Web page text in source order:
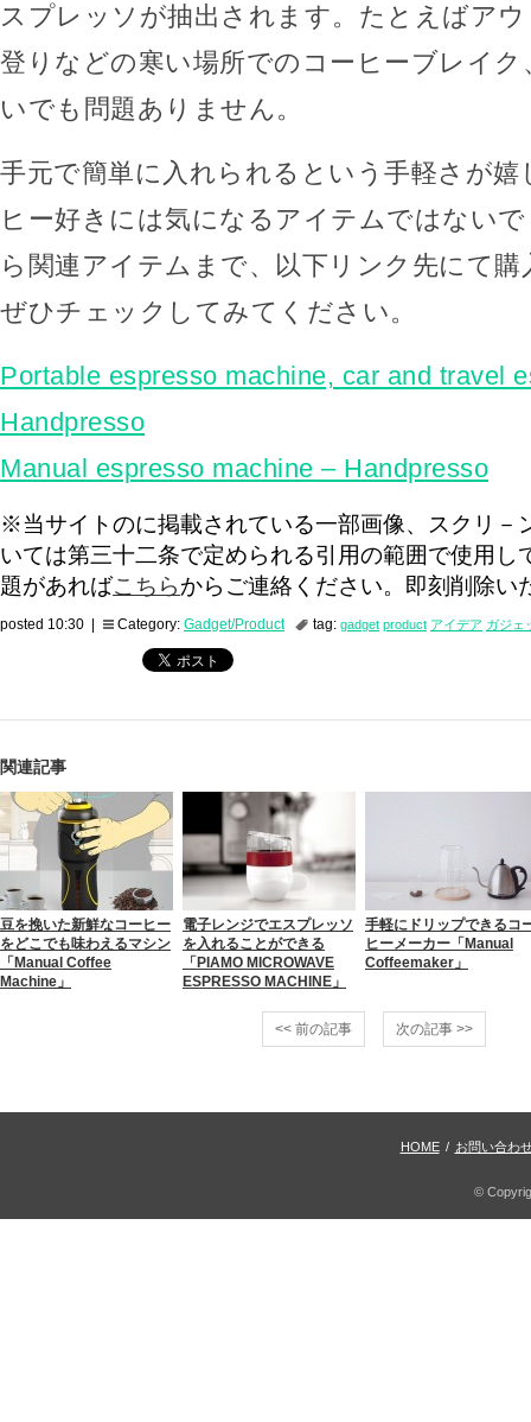
スプレッソが抽出されます。たとえばア
登りなどの寒い場所でのコーヒーブレイ
いでも問題ありません。
手元で簡単に入れられるという手軽さが
ヒー好きには気になるアイテムではない
ら関連アイテムまで、以下リンク先にて
ぜひチェックしてみてください。
Portable espresso machine, car and travel
Handpresso
Manual espresso machine – Handpresso
※当サイトのに掲載されている一部画像、スクリ－
いては第三十二条で定められる引用の範囲で使用し
題があればこちらからご連絡ください。即刻削除い
posted 10:30 | Category: Gadget/Product tag: gadget product アイデア ガジェ
関連記事
豆を挽いた新鮮なコーヒー
をどこでも味わえるマシン
「Manual Coffee
Machine」
電子レンジでエスプレッソ
を入れることができる
「PIAMO MICROWAVE
ESPRESSO MACHINE」
手軽にドリップできるコ
ヒーメーカー「Manual
Coffeemaker」
<< 前の記事 次の記事 >>
HOME / お問い合わ
©